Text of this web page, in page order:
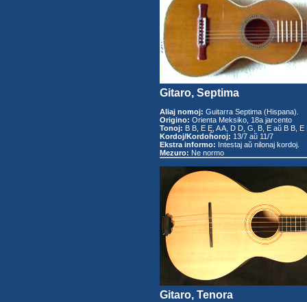
Gitaro, Septima
Aliaj nomoj: Guitarra Septima (Hispana).
Origino: Orienta Meksiko, 18a jarcento
Tonoj: B B, E E, A A, D D, G, B, E aŭ B B,
Kordoj/Kordoĥoroj: 13/7 aŭ 11/7
Ekstra informo: Intestaj aŭ nilonaj kordoj.
Mezuro: Ne normo
Gitaro, Tenora